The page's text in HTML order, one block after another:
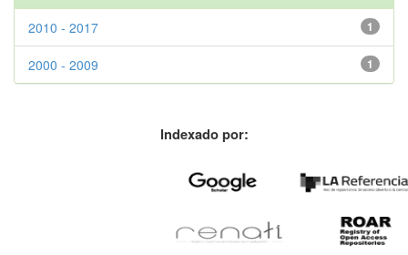
1
2010 - 2017
1
2000 - 2009
Indexado por: